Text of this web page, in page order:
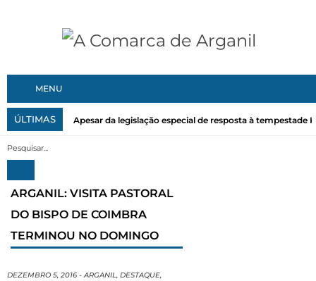
MENU
ÚLTIMAS Apesar da legislação especial de resposta à tempestade
ARGANIL: VISITA PASTORAL
DO BISPO DE COIMBRA
TERMINOU NO DOMINGO
DEZEMBRO 5, 2016 -ARGANIL, DESTAQUE,